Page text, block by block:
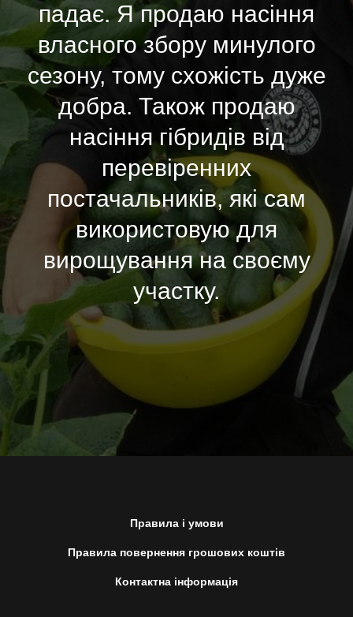
падає. Я продаю насіння
власного збору минулого
сезону, тому схожість дуже
добра. Також продаю
насіння гібридів від
перевіренних
постачальників, які сам
використовую для
вирощування на своєму
участку.
Правила і умови
Правила повернення грошових коштів
Контактна інформація